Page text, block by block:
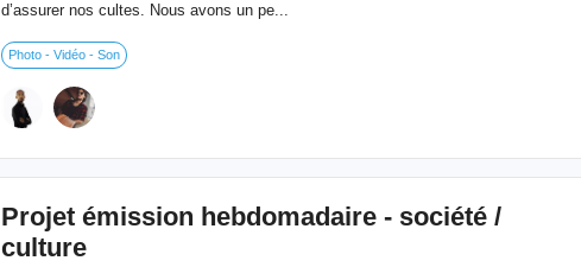
d’assurer nos cultes. Nous avons un pe...
Photo - Vidéo - Son
Projet émission hebdomadaire - société /
culture